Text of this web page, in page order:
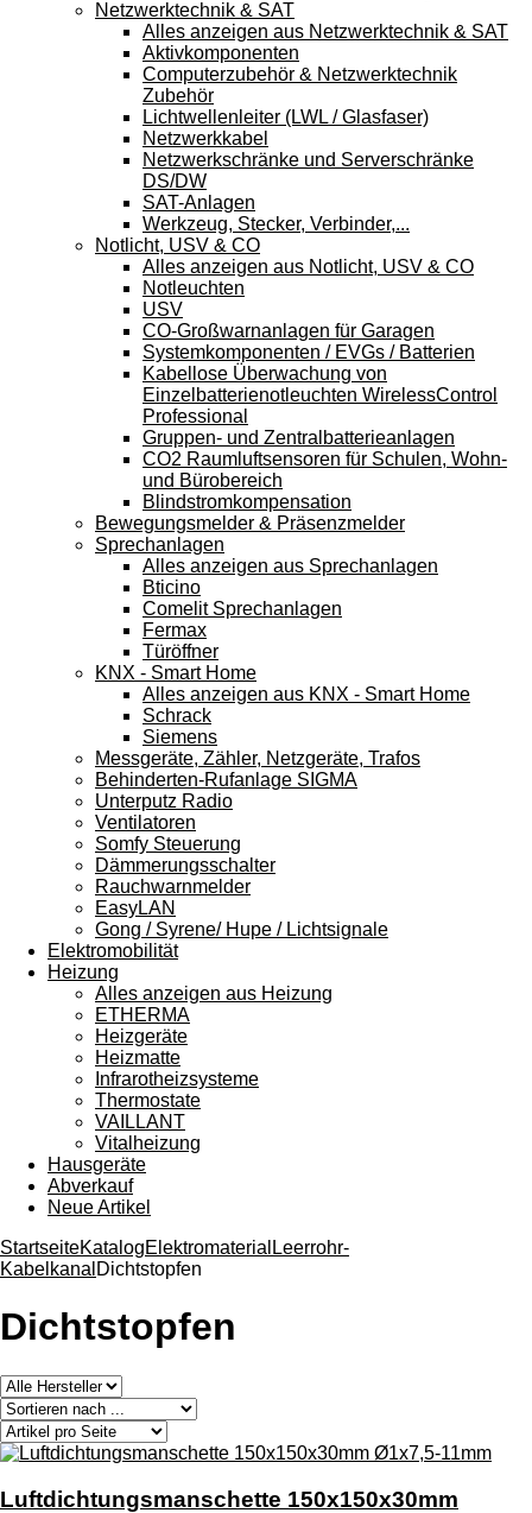
Netzwerktechnik & SAT
Alles anzeigen aus Netzwerktechnik & SAT
Aktivkomponenten
Computerzubehör & Netzwerktechnik
Zubehör
Lichtwellenleiter (LWL / Glasfaser)
Netzwerkkabel
Netzwerkschränke und Serverschränke
DS/DW
SAT-Anlagen
Werkzeug, Stecker, Verbinder,...
Notlicht, USV & CO
Alles anzeigen aus Notlicht, USV & CO
Notleuchten
USV
CO-Großwarnanlagen für Garagen
Systemkomponenten / EVGs / Batterien
Kabellose Überwachung von
Einzelbatterienotleuchten WirelessControl
Professional
Gruppen- und Zentralbatterieanlagen
CO2 Raumluftsensoren für Schulen, Wohn-
und Bürobereich
Blindstromkompensation
Bewegungsmelder & Präsenzmelder
Sprechanlagen
Alles anzeigen aus Sprechanlagen
Bticino
Comelit Sprechanlagen
Fermax
Türöffner
KNX - Smart Home
Alles anzeigen aus KNX - Smart Home
Schrack
Siemens
Messgeräte, Zähler, Netzgeräte, Trafos
Behinderten-Rufanlage SIGMA
Unterputz Radio
Ventilatoren
Somfy Steuerung
Dämmerungsschalter
Rauchwarnmelder
EasyLAN
Gong / Syrene/ Hupe / Lichtsignale
Elektromobilität
Heizung
Alles anzeigen aus Heizung
ETHERMA
Heizgeräte
Heizmatte
Infrarotheizsysteme
Thermostate
VAILLANT
Vitalheizung
Hausgeräte
Abverkauf
Neue Artikel
StartseiteKatalogElektromaterial Leerrohr-
Kabelkanal Dichtstopfen
Dichtstopfen
Luftdichtungsmanschette 150x150x30mm